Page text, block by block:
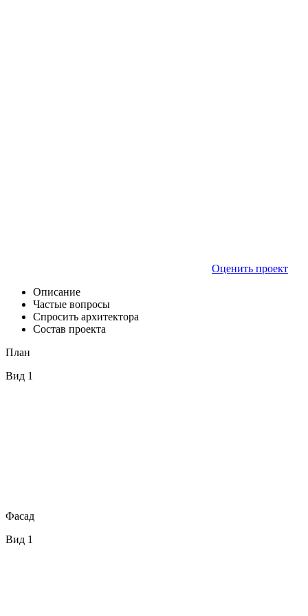
Оценить проект
Описание
Частые вопросы
Спросить архитектора
Состав проекта
План
Вид 1
Фасад
Вид 1